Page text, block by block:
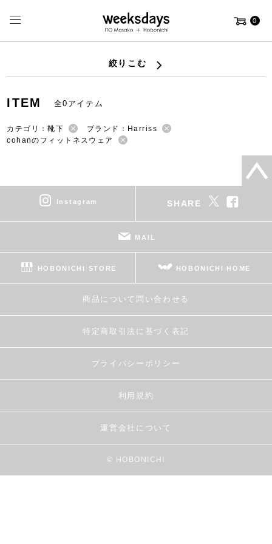
0
絞りこむ
ITEM 全0アイテム
カテゴリ：靴下
ブランド：Harriss
cohanのフィットネスウェア
instagram SHARE
MAIL
HOBONICHI STORE HOBONICHI HOME
商品について問い合わせる
特定商取引法に基づく表記
プライバシーポリシー
利用規約
運営会社について
© HOBONICHI